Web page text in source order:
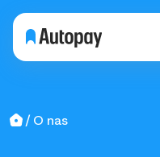
O nas